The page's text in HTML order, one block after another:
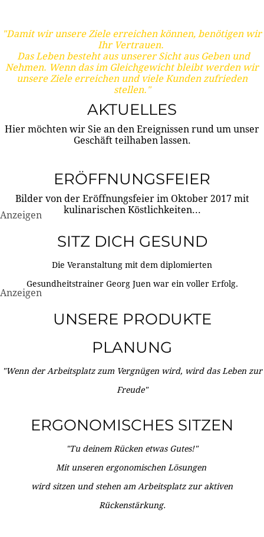
"Damit wir unsere Ziele erreichen können, benötigen wir
Ihr Vertrauen.
Das Leben besteht aus unserer Sicht aus Geben und
Nehmen. Wenn das im Gleichgewicht bleibt werden wir
unsere Ziele erreichen und viele Kunden zufrieden
stellen."
AKTUELLES
Hier möchten wir Sie an den Ereignissen rund um unser
Geschäft teilhaben lassen.
ERÖFFNUNGSFEIER
Bilder von der Eröffnungsfeier im Oktober 2017 mit
kulinarischen Köstlichkeiten...
Anzeigen
SITZ DICH GESUND
Die Veranstaltung mit dem diplomierten
Gesundheitstrainer Georg Juen war ein voller Erfolg.
Anzeigen
UNSERE PRODUKTE
PLANUNG
"Wenn der Arbeitsplatz zum Vergnügen wird, wird das Leben zur
Freude"
ERGONOMISCHES SITZEN
"Tu deinem Rücken etwas Gutes!"
Mit unseren ergonomischen Lösungen
wird sitzen und stehen am Arbeitsplatz zur aktiven
Rückenstärkung.